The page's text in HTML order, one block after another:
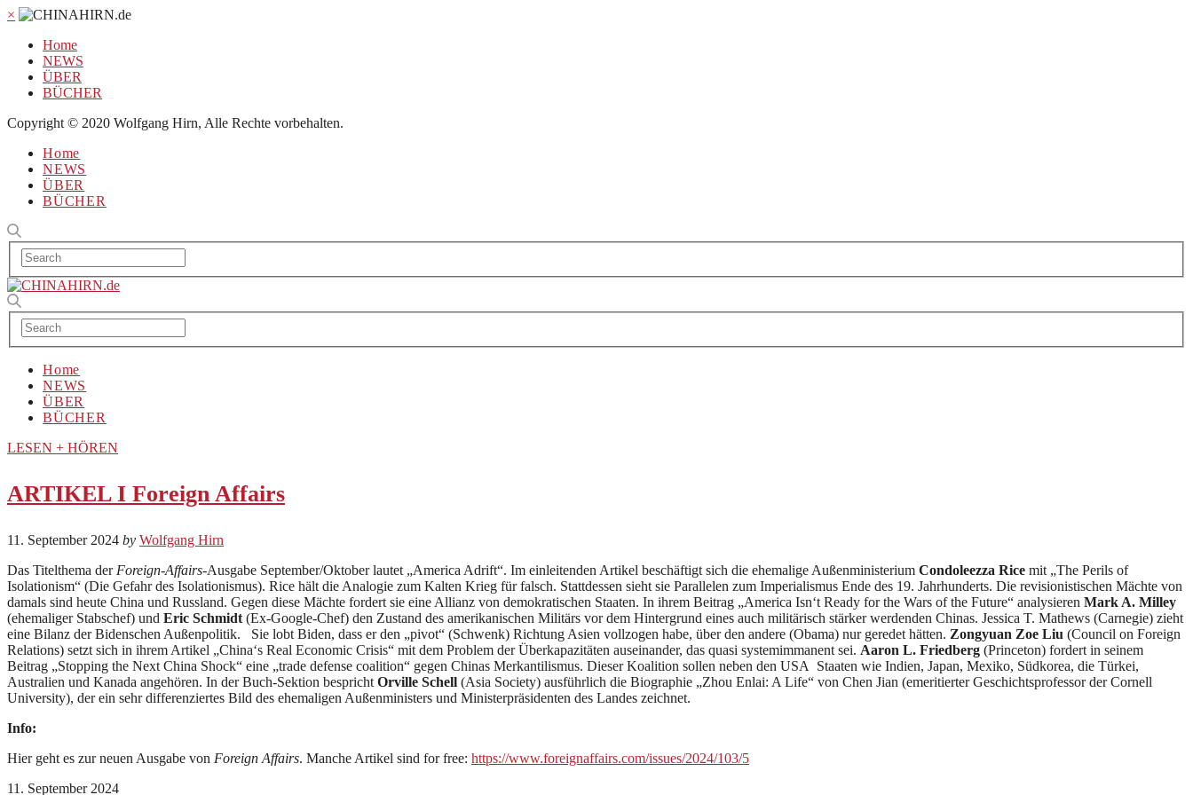
×
Home
NEWS
ÜBER
BÜCHER
Copyright © 2020 Wolfgang Hirn, Alle Rechte vorbehalten.
Home
NEWS
ÜBER
BÜCHER
Home
NEWS
ÜBER
BÜCHER
LESEN + HÖREN
ARTIKEL I Foreign Affairs
11. September 2024 by Wolfgang Hirn
Das Titelthema der Foreign-Affairs-Ausgabe September/Oktober lautet „America Adrift“. Im einleitenden Artikel beschäftigt sich die ehemalige Außenministerium Condoleezza Rice mit „The Perils of
Isolationism“ (Die Gefahr des Isolationismus). Rice hält die Analogie zum Kalten Krieg für falsch. Stattdessen sieht sie Parallelen zum Imperialismus Ende des 19. Jahrhunderts. Die revisionistischen Mächte von
damals sind heute China und Russland. Gegen diese Mächte fordert sie eine Allianz von demokratischen Staaten. In ihrem Beitrag „America Isn‘t Ready for the Wars of the Future“ analysieren Mark A. Milley
(ehemaliger Stabschef) und Eric Schmidt (Ex-Google-Chef) den Zustand des amerikanischen Militärs vor dem Hintergrund eines auch militärisch stärker werdenden Chinas. Jessica T. Mathews (Carnegie) zieht
eine Bilanz der Bidenschen Außenpolitik. Sie lobt Biden, dass er den „pivot“ (Schwenk) Richtung Asien vollzogen habe, über den andere (Obama) nur geredet hätten. Zongyuan Zoe Liu (Council on Foreign
Relations) setzt sich in ihrem Artikel „China‘s Real Economic Crisis“ mit dem Problem der Überkapazitäten auseinander, das quasi systemimmanent sei. Aaron L. Friedberg (Princeton) fordert in seinem
Beitrag „Stopping the Next China Shock“ eine „trade defense coalition“ gegen Chinas Merkantilismus. Dieser Koalition sollen neben den USA Staaten wie Indien, Japan, Mexiko, Südkorea, die Türkei,
Australien und Kanada angehören. In der Buch-Sektion bespricht Orville Schell (Asia Society) ausführlich die Biographie „Zhou Enlai: A Life“ von Chen Jian (emeritierter Geschichtsprofessor der Cornell
University), der ein sehr differenziertes Bild des ehemaligen Außenministers und Ministerpräsidenten des Landes zeichnet.
Info:
Hier geht es zur neuen Ausgabe von Foreign Affairs. Manche Artikel sind for free: https://www.foreignaffairs.com/issues/2024/103/5
11. September 2024